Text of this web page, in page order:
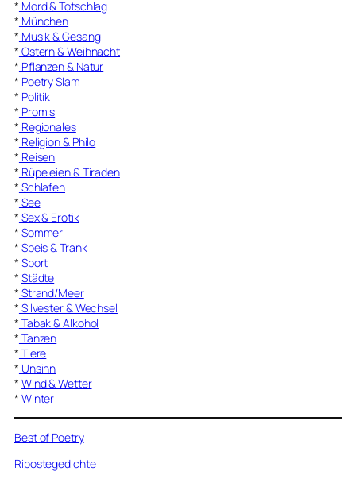
* Mord & Totschlag
* München
* Musik & Gesang
* Ostern & Weihnacht
* Pflanzen & Natur
* Poetry Slam
* Politik
* Promis
* Regionales
* Religion & Philo
* Reisen
* Rüpeleien & Tiraden
* Schlafen
* See
* Sex & Erotik
* Sommer
* Speis & Trank
* Sport
* Städte
* Strand/Meer
* Silvester & Wechsel
* Tabak & Alkohol
* Tanzen
* Tiere
* Unsinn
* Wind & Wetter
* Winter
Best of Poetry
Ripostegedichte